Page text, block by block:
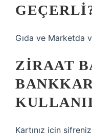
Gıda ve Marketda
ZIRAAT
Kartınız için